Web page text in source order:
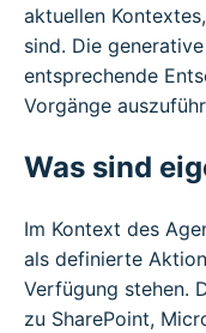
aktuellen
sind. Die
entsprechende
Vorgänge
Was sind
Im Kontext des
als definierte
Verfügung stehen.
zu SharePoint,